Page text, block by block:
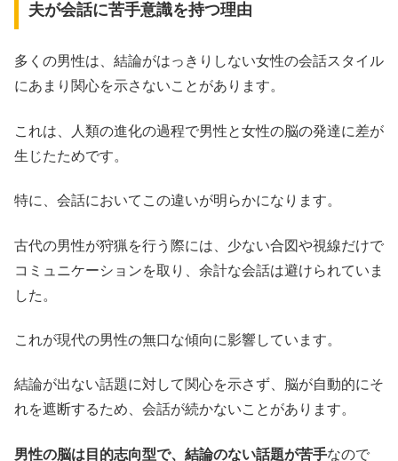
夫が会話に苦手意識を持つ理由
多くの男性は、結論がはっきりしない女性の会話スタイル
にあまり関心を示さないことがあります。
これは、人類の進化の過程で男性と女性の脳の発達に差が
生じたためです。
特に、会話においてこの違いが明らかになります。
古代の男性が狩猟を行う際には、少ない合図や視線だけで
コミュニケーションを取り、余計な会話は避けられていま
した。
これが現代の男性の無口な傾向に影響しています。
結論が出ない話題に対して関心を示さず、脳が自動的にそ
れを遮断するため、会話が続かないことがあります。
男性の脳は目的志向型で、結論のない話題が苦手なので